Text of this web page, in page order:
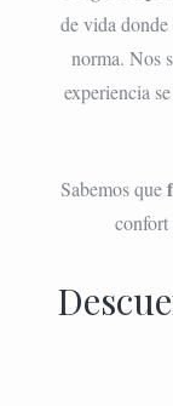
de vida
norma. Nos
experiencia
Sabemos que
confort